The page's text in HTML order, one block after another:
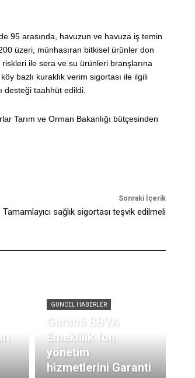
95 arasında, havuzun ve havuza iş temin
üzeri, münhasıran bitkisel ürünler don
ile sera ve su ürünleri branşlarına
bazlı kuraklık verim sigortası ile ilgili
desteği taahhüt edildi.
Tarım ve Orman Bakanlığı bütçesinden
Sonraki İçerik
Tamamlayıcı sağlık sigortası teşvik edilmeli
GÜNCEL HABERLER
Garanti BBVA
Emeklilik fon
yönetim
hizmetlerini Garanti